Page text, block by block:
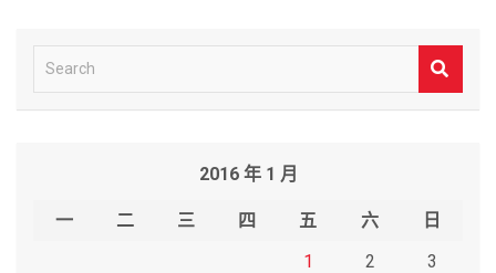
e
2016 年 1 月
一 二 三 四 五 六
日
1
2
3